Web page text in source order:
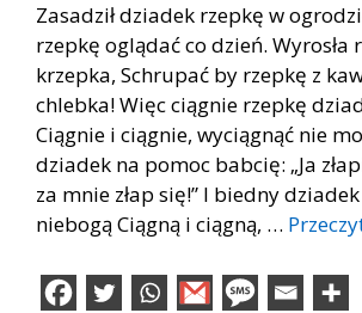
Zasadził dziadek rzepkę w
rzepkę oglądać co dzień. Wyrosła
krzepka, Schrupać by rzepkę z
chlebka! Więc ciągnie rzepkę
Ciągnie i ciągnie, wyciągnąć nie
dziadek na pomoc babcię: „Ja
za mnie złap się!” I biedny
niebogą Ciągną i ciągną, …